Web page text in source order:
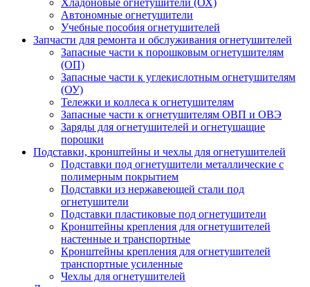
Хладоновые огнетушители (ОХ)
Автономные огнетушители
Учебные пособия огнетушителей
Запчасти для ремонта и обслуживания огнетушителей
Запасные части к порошковым огнетушителям
(ОП)
Запасные части к углекислотным огнетушителям
(ОУ)
Тележки и коллеса к огнетушителям
Запасные части к огнетушителям ОВП и ОВЭ
Заряды для огнетушителей и огнетушащие
порошки
Подставки, кронштейны и чехлы для огнетушителей
Подставки под огнетушители металлические с
полимерным покрытием
Подставки из нержавеющей стали под
огнетушители
Подставки пластиковые под огнетушители
Кронштейны крепления для огнетушителей
настенные и транспортные
Кронштейны крепления для огнетушителей
транспортные усиленные
Чехлы для огнетушителей